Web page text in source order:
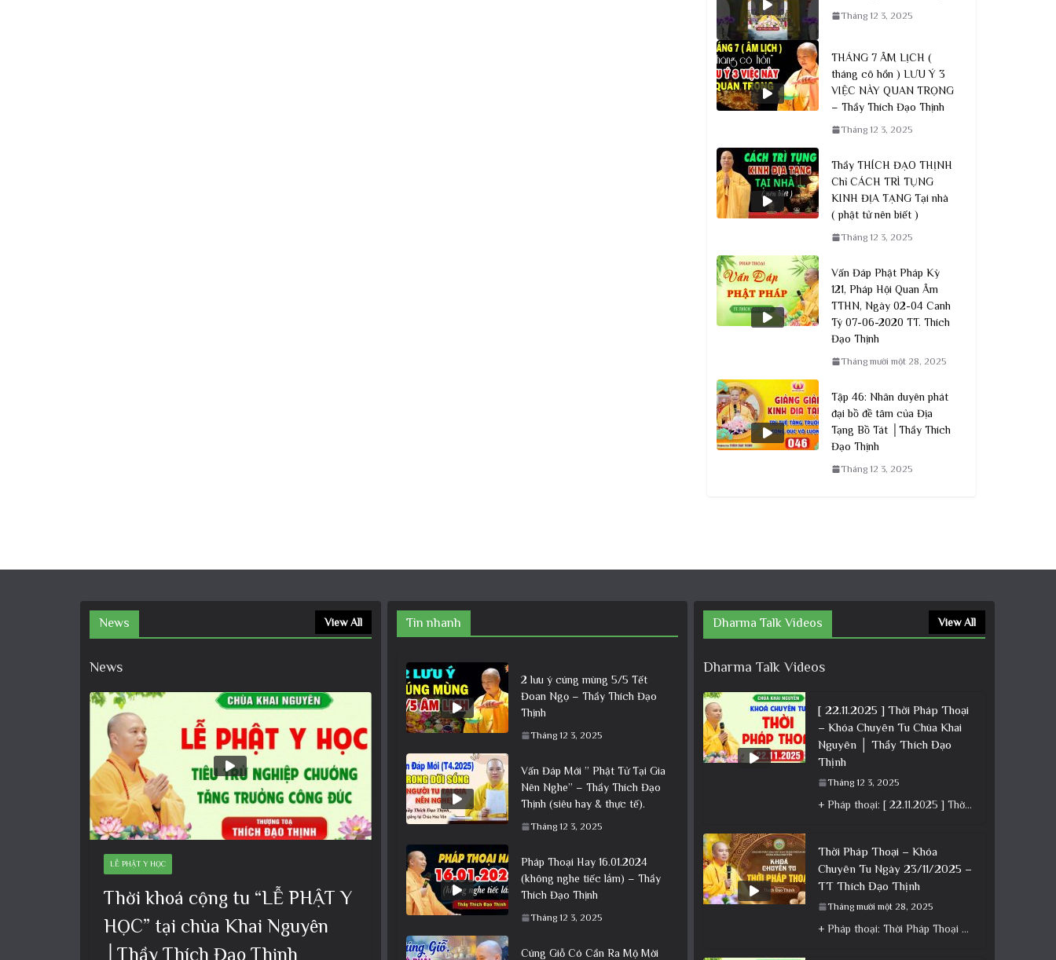
Tháng 12 3, 2025
THÁNG 7 ÂM LỊCH (
tháng cô hồn ) LƯU Ý 3
VIỆC NÀY QUAN TRỌNG
– Thầy Thích Đạo Thịnh
Tháng 12 3, 2025
Thầy THÍCH ĐẠO THỊNH
Chỉ CÁCH TRÌ TỤNG
KINH ĐỊA TẠNG Tại nhà
( phật tử nên biết )
Tháng 12 3, 2025
Vấn Đáp Phật Pháp Kỳ
121, Pháp Hội Quan Âm
TTHN, Ngày 02-04 Canh
Tý 07-06-2020 TT. Thích
Đạo Thịnh
Tháng mười một 28, 2025
Tập 46: Nhân duyên phát
đại bồ đề tâm của Địa
Tạng Bồ Tát │Thầy Thích
Đạo Thịnh
Tháng 12 3, 2025
News View All
News
LỄ PHẬT Y HỌC
Thời khoá cộng tu “LỄ PHẬT Y
HỌC” tại chùa Khai Nguyên
│Thầy Thích Đạo Thịnh
Tin nhanh
2 lưu ý cúng mùng 5/5 Tết
Đoan Ngọ – Thầy Thích Đạo
Thịnh
Tháng 12 3, 2025
Vấn Đáp Mới ” Phật Tử Tại Gia
Nên Nghe” – Thầy Thích Đạo
Thịnh (siêu hay & thực tế).
Tháng 12 3, 2025
Pháp Thoại Hay 16.01.2024
(không nghe tiếc lắm) – Thầy
Thích Đạo Thịnh
Tháng 12 3, 2025
Cúng Giỗ Có Cần Ra Mộ Mời
Dharma Talk Videos View All
Dharma Talk Videos
[ 22.11.2025 ] Thời Pháp Thoại
– Khóa Chuyên Tu Chùa Khai
Nguyên │ Thầy Thích Đạo
Thịnh
Tháng 12 3, 2025
+ Pháp thoại: [ 22.11.2025 ] Thời Pháp Thoại – Khóa Chuyên Tu Chùa Khai Nguyên │ Thầy Thích Đạo
Thời Pháp Thoại – Khóa
Chuyên Tu Ngày 23/11/2025 –
TT Thích Đạo Thịnh
Tháng mười một 28, 2025
+ Pháp thoại: Thời Pháp Thoại – Khóa Chuyên Tu Ngày 23/11/2025 – TT Thích Đạo Thịnh + Album: Pháp